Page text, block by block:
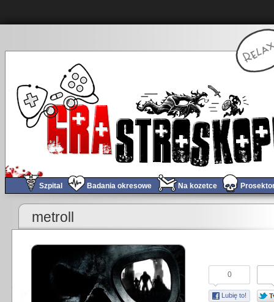
Szpital Badania okresowe Na kozetce
Obchód tygodnia #228
metroll
0
Lubię to!